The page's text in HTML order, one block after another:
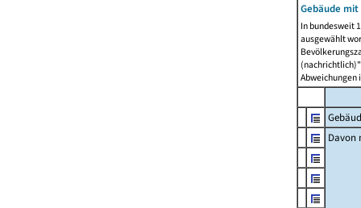
Gebäude
In bundesweit
ausgewählt
Abweichungen
Davon